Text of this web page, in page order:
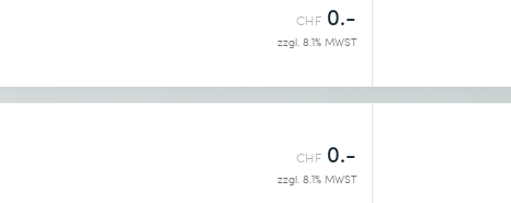
CHF 0.-
zzgl. 8.1% MWST
CHF 0.-
zzgl. 8.1% MWST